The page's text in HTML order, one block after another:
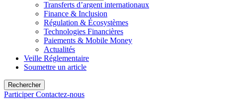
Transferts d’argent internationaux
Finance & Inclusion
Régulation & Écosystèmes
Technologies Financières
Paiements & Mobile Money
Actualités
Veille Réglementaire
Soumettre un article
Rechercher
ParticiperContactez-nous